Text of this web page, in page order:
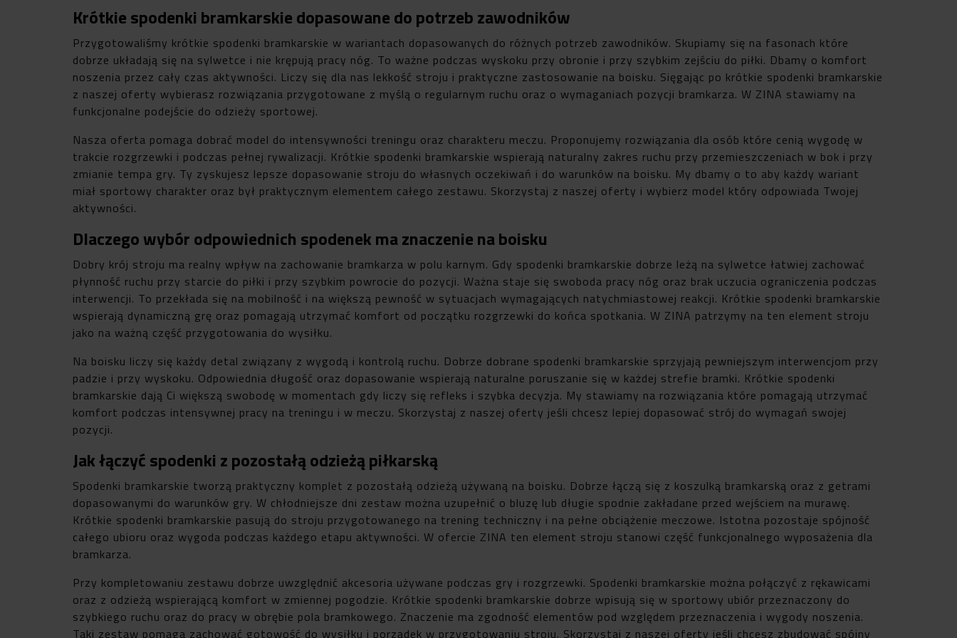
Krótkie spodenki bramkarskie dopasowane do potrzeb zawodników
Przygotowaliśmy krótkie spodenki bramkarskie w wariantach dopasowanych do różnych potrzeb zawodników. Skupiamy się na fasonach które
dobrze układają się na sylwetce i nie krępują pracy nóg. To ważne podczas wyskoku przy obronie i przy szybkim zejściu do piłki. Dbamy o komfort
noszenia przez cały czas aktywności. Liczy się dla nas lekkość stroju i praktyczne zastosowanie na boisku. Sięgając po krótkie spodenki bramkarskie
z naszej oferty wybierasz rozwiązania przygotowane z myślą o regularnym ruchu oraz o wymaganiach pozycji bramkarza. W ZINA stawiamy na
funkcjonalne podejście do odzieży sportowej.
Nasza oferta pomaga dobrać model do intensywności treningu oraz charakteru meczu. Proponujemy rozwiązania dla osób które cenią wygodę w
trakcie rozgrzewki i podczas pełnej rywalizacji. Krótkie spodenki bramkarskie wspierają naturalny zakres ruchu przy przemieszczeniach w bok i przy
zmianie tempa gry. Ty zyskujesz lepsze dopasowanie stroju do własnych oczekiwań i do warunków na boisku. My dbamy o to aby każdy wariant
miał sportowy charakter oraz był praktycznym elementem całego zestawu. Skorzystaj z naszej oferty i wybierz model który odpowiada Twojej
aktywności.
Dlaczego wybór odpowiednich spodenek ma znaczenie na boisku
Dobry krój stroju ma realny wpływ na zachowanie bramkarza w polu karnym. Gdy spodenki bramkarskie dobrze leżą na sylwetce łatwiej zachować
płynność ruchu przy starcie do piłki i przy szybkim powrocie do pozycji. Ważna staje się swoboda pracy nóg oraz brak uczucia ograniczenia podczas
interwencji. To przekłada się na mobilność i na większą pewność w sytuacjach wymagających natychmiastowej reakcji. Krótkie spodenki bramkarskie
wspierają dynamiczną grę oraz pomagają utrzymać komfort od początku rozgrzewki do końca spotkania. W ZINA patrzymy na ten element stroju
jako na ważną część przygotowania do wysiłku.
Na boisku liczy się każdy detal związany z wygodą i kontrolą ruchu. Dobrze dobrane spodenki bramkarskie sprzyjają pewniejszym interwencjom przy
padzie i przy wyskoku. Odpowiednia długość oraz dopasowanie wspierają naturalne poruszanie się w każdej strefie bramki. Krótkie spodenki
bramkarskie dają Ci większą swobodę w momentach gdy liczy się refleks i szybka decyzja. My stawiamy na rozwiązania które pomagają utrzymać
komfort podczas intensywnej pracy na treningu i w meczu. Skorzystaj z naszej oferty jeśli chcesz lepiej dopasować strój do wymagań swojej
pozycji.
Jak łączyć spodenki z pozostałą odzieżą piłkarską
Spodenki bramkarskie tworzą praktyczny komplet z pozostałą odzieżą używaną na boisku. Dobrze łączą się z koszulką bramkarską oraz z getrami
dopasowanymi do warunków gry. W chłodniejsze dni zestaw można uzupełnić o bluzę lub długie spodnie zakładane przed wejściem na murawę.
Krótkie spodenki bramkarskie pasują do stroju przygotowanego na trening techniczny i na pełne obciążenie meczowe. Istotna pozostaje spójność
całego ubioru oraz wygoda podczas każdego etapu aktywności. W ofercie ZINA ten element stroju stanowi część funkcjonalnego wyposażenia dla
bramkarza.
Przy kompletowaniu zestawu dobrze uwzględnić akcesoria używane podczas gry i rozgrzewki. Spodenki bramkarskie można połączyć z rękawicami
oraz z odzieżą wspierającą komfort w zmiennej pogodzie. Krótkie spodenki bramkarskie dobrze wpisują się w sportowy ubiór przeznaczony do
szybkiego ruchu oraz do pracy w obrębie pola bramkowego. Znaczenie ma zgodność elementów pod względem przeznaczenia i wygody noszenia.
Taki zestaw pomaga zachować gotowość do wysiłku i porządek w przygotowaniu stroju. Skorzystaj z naszej oferty jeśli chcesz zbudować spójny